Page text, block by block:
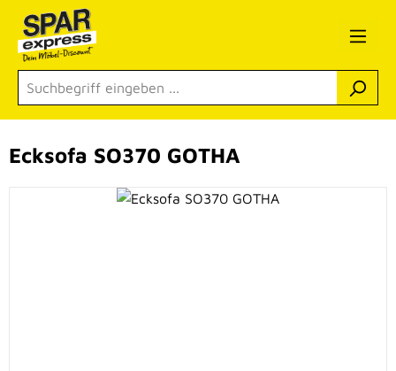
Zum Hauptinhalt springen
Bildergalerie überspringen
Ecksofa SO370 GOTHA